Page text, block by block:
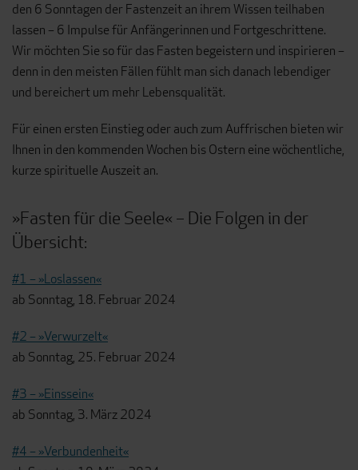
den 6 Sonntagen der Fastenzeit an ihrem Wissen teilhaben
lassen – 6 Impulse für Anfängerinnen und Fortgeschrittene.
Wir möchten Sie so für das Fasten begeistern und inspirieren –
denn in den meisten Fällen fühlt man sich danach lebendiger
und bereichert um mehr Lebensqualität.
Für einen ersten Einstieg oder auch zum Auffrischen bieten wir
Ihnen in den kommenden Wochen bis Ostern eine wöchentliche,
kurze spirituelle Auszeit an.
»Fasten für die Seele« – Die Folgen in der
Übersicht:
#1 – »Loslassen«
ab Sonntag, 18. Februar 2024
#2 – »Verwurzelt«
ab Sonntag, 25. Februar 2024
#3 – »Einssein«
ab Sonntag, 3. März 2024
#4 – »Verbundenheit«